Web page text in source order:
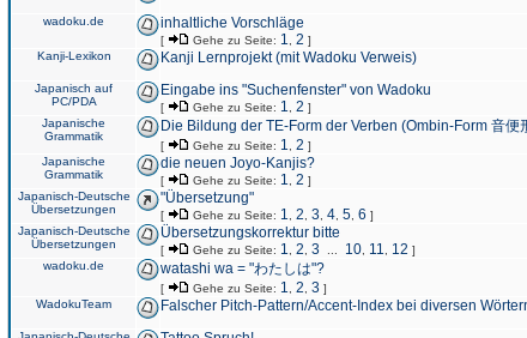
wadoku.de inhaltliche Vorschläge
[ Gehe zu Seite: 1 2 ]
Kanji-Lexikon Kanji Lernprojekt (mit Wadoku Verweis)
Japanisch auf
PC/PDA
Eingabe ins "Suchenfenster" von Wadoku
[ Gehe zu Seite: 1 2 ]
Japanische
Grammatik
Die Bildung der TE-Form der Verben (Ombin-Form 音便
[ Gehe zu Seite: 1 2 ]
Japanische
Grammatik
die neuen Joyo-Kanjis?
[ Gehe zu Seite: 1 2 ]
Japanisch-Deutsche
Übersetzungen
"Übersetzung"
[ Gehe zu Seite: 1 2 3 4 5 6 ]
Japanisch-Deutsche
Übersetzungen
Übersetzungskorrektur bitte
[ Gehe zu Seite: 1 2 3 10 11 12 ]
wadoku.de watashi wa = "わたしは"?
[ Gehe zu Seite: 1 2 3 ]
WadokuTeam Falscher Pitch-Pattern/Accent-Index bei diversen